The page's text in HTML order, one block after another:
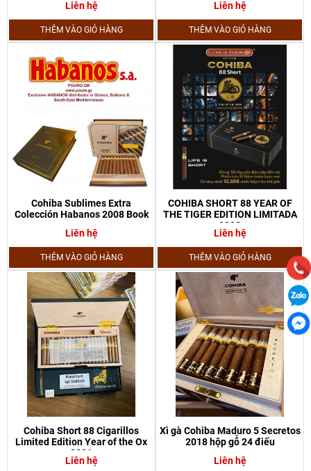
Liên hệ
THÊM VÀO GIỎ HÀNG
Liên hệ
THÊM VÀO GIỎ HÀNG
Cohiba Sublimes Extra
Colección Habanos 2008 Book
Liên hệ
THÊM VÀO GIỎ HÀNG
COHIBA SHORT 88 YEAR OF
THE TIGER EDITION LIMITADA
2022
Liên hệ
THÊM VÀO GIỎ HÀNG
Cohiba Short 88 Cigarillos
Limited Edition Year of the Ox
2021
Liên hệ
Xì gà Cohiba Maduro 5 Secretos
2018 hộp gỗ 24 điếu
Liên hệ